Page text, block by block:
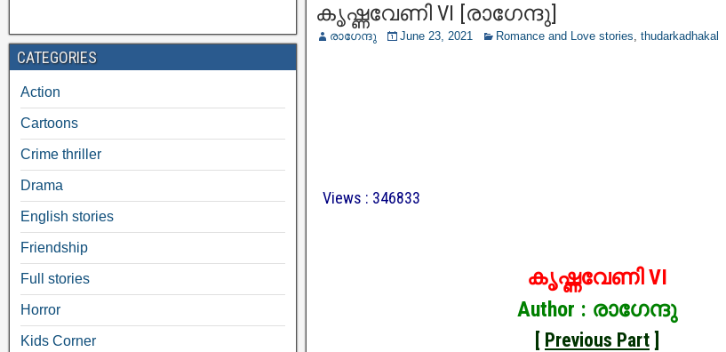
കൃഷ്ണവേണി VI [രാഗേന്ദു]
രാഗേന്ദു June 23, 2021 Romance and Love stories, thudarkadhakal
Views : 346833
കൃഷ്ണവേണി VI
Author : രാഗേന്ദു
[ Previous Part ]
CATEGORIES
Action
Cartoons
Crime thriller
Drama
English stories
Friendship
Full stories
Horror
Kids Corner